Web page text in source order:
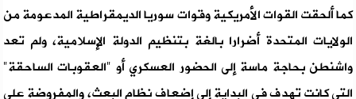
كما ألحقت القوات الأمريكية وقوات سوريا الديمقراطية المدعومة من
الولايات المتحدة أضرارا بالغة بتنظيم الدولة الإسلامية، ولم تعد
واشنطن بحاجة ماسة إلى الحضور العسكري أو "العقوبات الساحقة"
التي كانت تهدف في البداية إلى إضعاف نظام البعث، والمفروضة على